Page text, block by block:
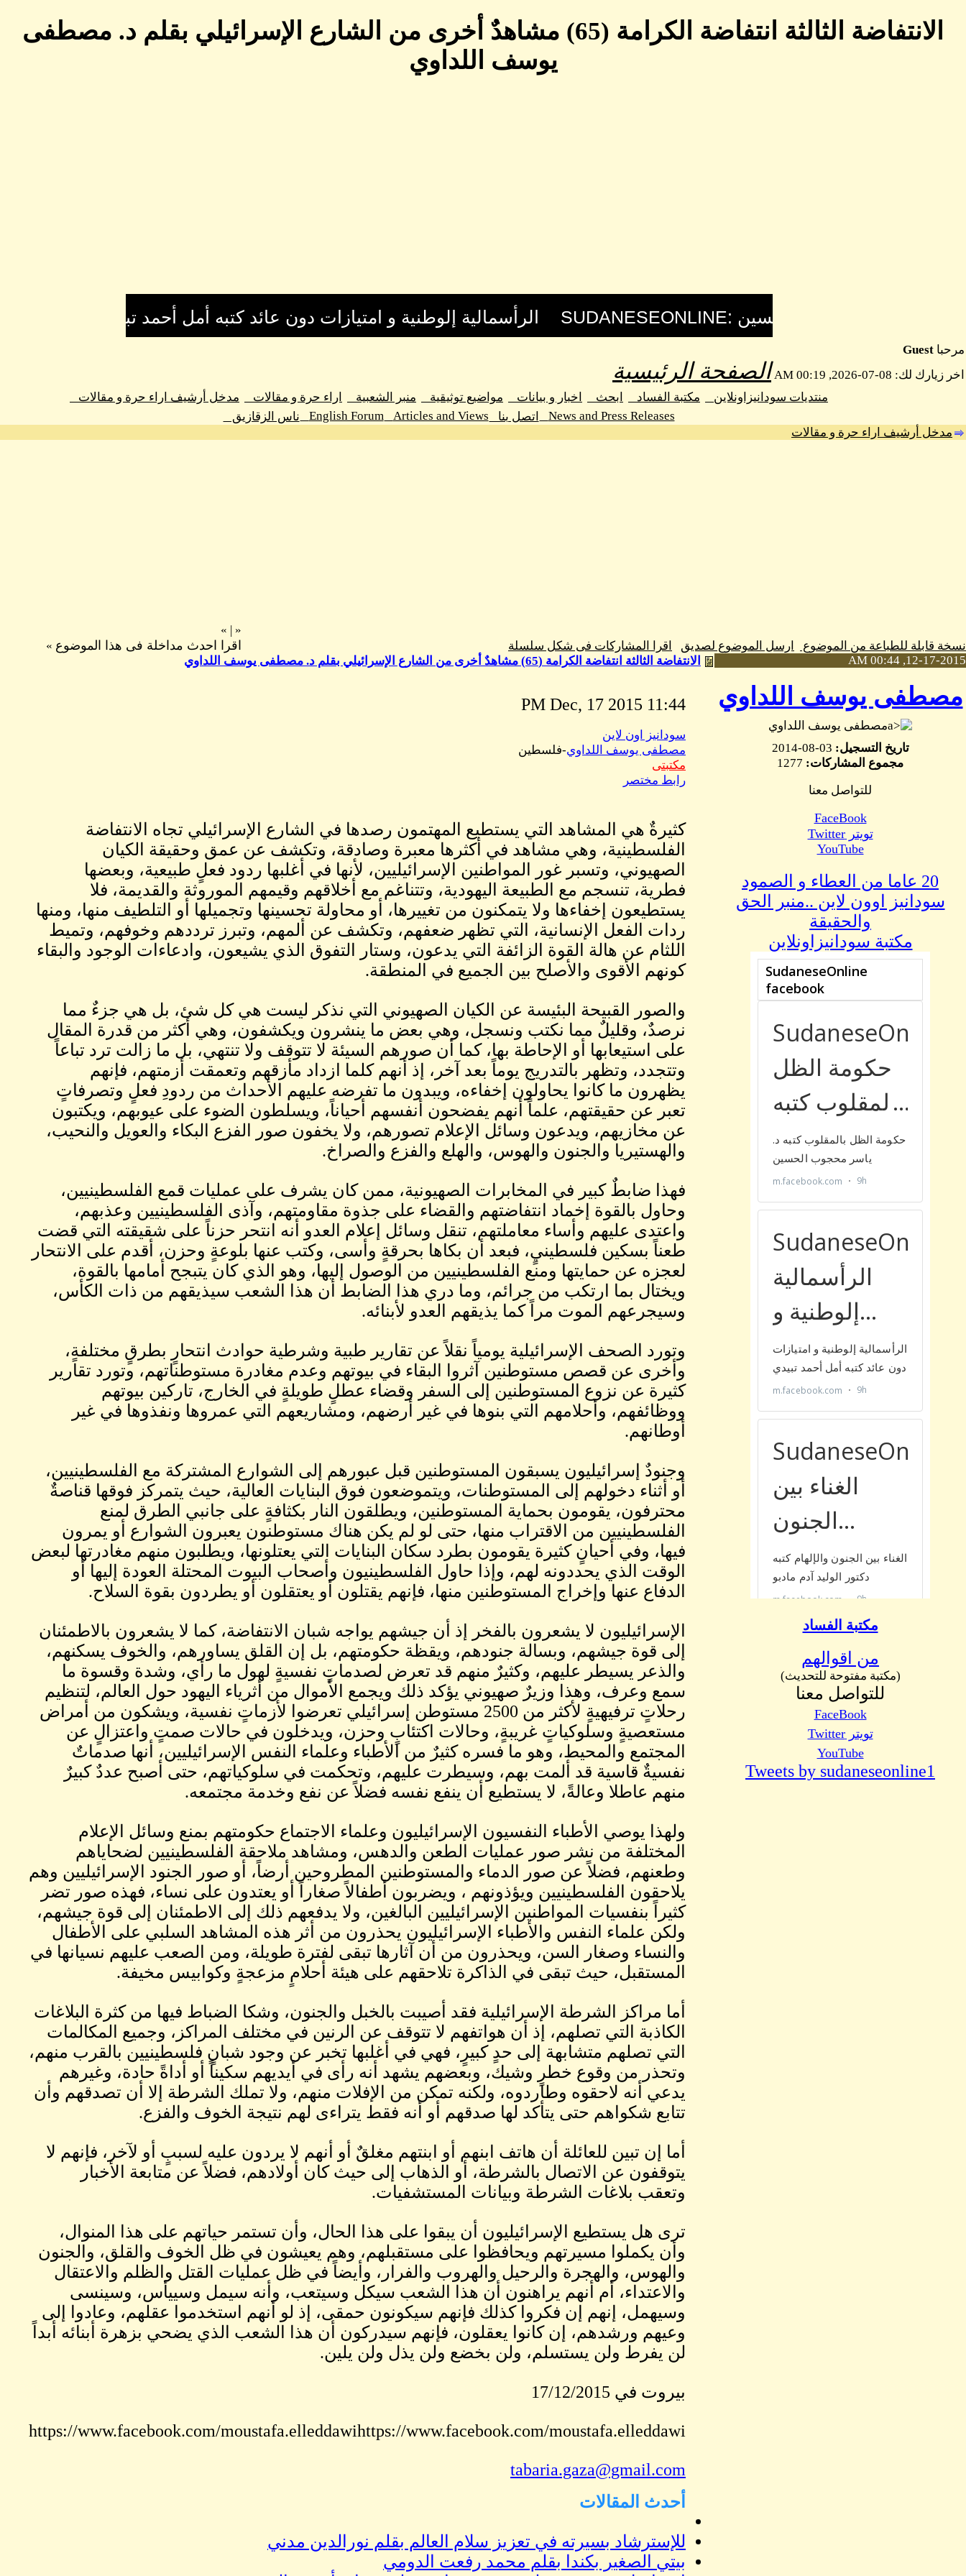
الانتفاضة الثالثة انتفاضة الكرامة (65) مشاهدٌ أخرى من الشارع الإسرائيلي بقلم د. مصطفى
يوسف اللداوي
مرحبا Guest
اخر زيارك لك: 08-07-2026, 00:19 AM
الصفحة الرئيسية
منتديات سودانيزاونلاين مكتبة الفساد ابحث اخبار و بيانات مواضيع توثيقية منبر الشعبية اراء حرة و مقالات
مدخل أرشيف اراء حرة و مقالات
News and Press Releases
اتصل بنا Articles and Views
English Forum
ناس الزقازيق
مدخل أرشيف اراء حرة و مقالات
نسخة قابلة للطباعة من الموضوع ارسل الموضوع لصديق اقرا المشاركات فى شكل سلسلة
«
|
»
اقرا احدث مداخلة فى هذا الموضوع »
12-17-2015, 00:44 AM
مصطفى يوسف اللداوي
مصطفى يوسف اللداوي
تاريخ التسجيل:
مجموع المشاركات:
للتواصل معنا
FaceBook
تويتر Twitter
YouTube
20 عاما من العطاء و الصمود
سودانيز اوون لاين ..منبر الحق
والحقيقة
مكتبة سودانيزاونلاين
مكتبة الفساد
من اقوالهم
(مكتبة مفتوحة للتحديث)
للتواصل معنا
FaceBook
تويتر Twitter
YouTube
Tweets by sudaneseonline1
الانتفاضة الثالثة انتفاضة الكرامة (65) مشاهدٌ أخرى من الشارع الإسرائيلي بقلم د. مصطفى يوسف اللداوي
11:44 PM Dec, 17 2015
سودانيز اون لاين
مصطفى يوسف اللداوي-فلسطين
مكتبتى
رابط مختصر
كثيرةٌ هي المشاهد التي يستطيع المهتمون رصدها في الشارع الإسرائيلي تجاه الانتفاضة
الفلسطينية، وهي مشاهد في أكثرها معبرة وصادقة، وتكشف عن عمق وحقيقة الكيان
الصهيوني، وتسبر غور المواطنين الإسرائيليين، لأنها في أغلبها ردود فعلٍ طبيعية، وبعضها
فطرية، تنسجم مع الطبيعة اليهودية، وتتناغم مع أخلاقهم وقيمهم الموروثة والقديمة، فلا
يستطيعون إخفاءها ولا يتمكنون من تغييرها، أو محاولة تحسينها وتجميلها أو التلطيف منها، ومنها
ردات الفعل الإنسانية، التي تظهر ضعفهم، وتكشف عن ألمهم، وتبرز ترددهم وخوفهم، وتميط
اللثام عن هالة القوة الزائفة التي يدعون، وستار التفوق الذي يشيعون، وادعاءات الوجود والبقاء
كونهم الأقوى والأصلح بين الجميع في المنطقة.
والصور القبيحة البئيسة عن الكيان الصهيوني التي نذكر ليست هي كل شئ، بل هي جزءٌ مما
نرصدٌ، وقليلٌ مما نكتب ونسجل، وهي بعض ما ينشرون ويكشفون، وهي أكثر من قدرة المقال
على استيعابها أو الإحاطة بها، كما أن صورهم السيئة لا تتوقف ولا تنتهي، بل ما زالت ترد تباعاً
وتتجدد، وتظهر بالتدريج يوماً بعد آخر، إذ أنهم كلما ازداد مأزقهم وتعمقت أزمتهم، فإنهم
يظهرون ما كانوا يحاولون إخفاءه، ويبدون ما تفرضه عليهم الأحداث من ردودِ فعلٍ وتصرفاتٍ
تعبر عن حقيقتهم، علماً أنهم يفضحون أنفسهم أحياناً، ويسلطون الضوء على عيوبهم، ويكتبون
عن مخازيهم، ويدعون وسائل الإعلام تصورهم، ولا يخفون صور الفزع البكاء والعويل والنحيب،
والهستيريا والجنون والهوس، والهلع والفزع والصراخ.
فهذا ضابطٌ كبير في المخابرات الصهيونية، ممن كان يشرف على عمليات قمع الفلسطينيين،
وحاول بالقوة إخماد انتفاضتهم والقضاء على جذوة مقاومتهم، وآذى الفلسطينيين وعذبهم،
واعتدى عليهم وأساء معاملتهم، تنقل وسائل إعلام العدو أنه انتحر حزناً على شقيقته التي قضت
طعناً بسكين فلسطينيٍ، فبعد أن بكاها بحرقةٍ وأسى، وكتب عنها بلوعةٍ وحزن، أقدم على الانتحار
لعجزه عن حمايتها ومنع الفلسطينيين من الوصول إليها، وهو الذي كان يتبجح أمامها بالقوة،
ويختال بما ارتكب من جرائم، وما دري هذا الضابط أن هذا الشعب سيذيقهم من ذات الكأس،
وسيجرعهم الموت مراً كما يذيقهم العدو لأبنائه.
وتورد الصحف الإسرائيلية يومياً نقلاً عن تقارير طبية وشرطية حوادث انتحارٍ بطرقٍ مختلفةٍ،
وأخرى عن قصص مستوطنين آثروا البقاء في بيوتهم وعدم مغادرة مستوطناتهم، وتورد تقارير
كثيرة عن نزوع المستوطنين إلى السفر وقضاء عطلٍ طويلةٍ في الخارج، تاركين بيوتهم
ووظائفهم، وأحلامهم التي بنوها في غير أرضهم، ومشاريعهم التي عمروها ونفذوها في غير
أوطانهم.
وجنودٌ إسرائيليون يسبقون المستوطنين قبل عبورهم إلى الشوارع المشتركة مع الفلسطينيين،
أو أثناء دخولهم إلى المستوطنات، ويتموضعون فوق البنايات العالية، حيث يتمركز فوقها قناصةٌ
محترفون، يقومون بحماية المستوطنين، ويطلقون النار بكثافةٍ على جانبي الطرق لمنع
الفلسطينيين من الاقتراب منها، حتى لو لم يكن هناك مستوطنون يعبرون الشوارع أو يمرون
فيها، وفي أحيانٍ كثيرة يقومون بطرد سكان البنايات التي يعتلونها، ويطلبون منهم مغادرتها لبعض
الوقت الذي يحددونه لهم، وإذا حاول الفلسطينيون وأصحاب البيوت المحتلة العودة إليها أو
الدفاع عنها وإخراج المستوطنين منها، فإنهم يقتلون أو يعتقلون أو يطردون بقوة السلاح.
الإسرائيليون لا يشعرون بالفخر إذ أن جيشهم يواجه شبان الانتفاضة، كما لا يشعرون بالاطمئنان
إلى قوة جيشهم، وبسالة جنودهم، ويقظة حكومتهم، بل إن القلق يساورهم، والخوف يسكنهم،
والذعر يسيطر عليهم، وكثيرٌ منهم قد تعرض لصدماتٍ نفسيةٍ لهول ما رأي، وشدة وقسوة ما
سمع وعرف، وهذا وزيرٌ صهيوني يؤكد ذلك ويجمع الأموال من أثرياء اليهود حول العالم، لتنظيم
رحلاتٍ ترفيهيةٍ لأكثر من 2500 مستوطن إسرائيلي تعرضوا لأزماتٍ نفسية، ويشكون من أمراض
مستعصيةٍ وسلوكياتٍ غريبةٍ، وحالات اكتئابٍ وحزن، ويدخلون في حالات صمتٍ واعتزالٍ عن
المجتمع والمحيط، وهو ما فسره كثيرٌ من الأطباء وعلماء النفس الإسرائيليين، أنها صدماتٌ
نفسيةٌ قاسية قد ألمت بهم، وسيطرت عليهم، وتحكمت في سلوكياتهم، حتى أصبح عددٌ كبيرٌ
منهم عاطلا وعالةً، لا يستطيع أن ينفع نفسه فضلاً عن نفع وخدمة مجتمعه.
ولهذا يوصي الأطباء النفسيون الإسرائيليون وعلماء الاجتماع حكومتهم بمنع وسائل الإعلام
المختلفة من نشر صور عمليات الطعن والدهس، ومشاهد ملاحقة الفلسطينيين لضحاياهم
وطعنهم، فضلاً عن صور الدماء والمستوطنين المطروحين أرضاً، أو صور الجنود الإسرائيليين وهم
يلاحقون الفلسطينيين ويؤذونهم ، ويضربون أطفالاً صغاراً أو يعتدون على نساء، فهذه صور تضر
كثيراً بنفسيات المواطنين الإسرائيليين البالغين، ولا يدفعهم ذلك إلى الاطمئنان إلى قوة جيشهم،
ولكن علماء النفس والأطباء الإسرائيليون يحذرون من أثر هذه المشاهد السلبي على الأطفال
والنساء وصغار السن، ويحذرون من أن آثارها تبقى لفترة طويلة، ومن الصعب عليهم نسيانها في
المستقبل، حيث تبقى في الذاكرة تلاحقهم على هيئة أحلامٍ مزعجةٍ وكوابيس مخيفة.
أما مراكز الشرطة الإسرائيلية فقد أصيبت بالخبل والجنون، وشكا الضباط فيها من كثرة البلاغات
الكاذبة التي تصلهم، إذ أن هواتفهم لا تتوقف عن الرنين في مختلف المراكز، وجميع المكالمات
التي تصلهم متشابهة إلى حدٍ كبيرٍ، فهي في أغلبها تخبر عن وجود شبانٍ فلسطينيين بالقرب منهم،
وتحذر من وقوع خطرٍ وشيك، وبعضهم يشهد أنه رأى في أيديهم سكيناً أو أداةً حادة، وغيرهم
يدعي أنه لاحقوه وطاردوه، ولكنه تمكن من الإفلات منهم، ولا تملك الشرطة إلا أن تصدقهم وأن
تتابع شكواهم حتى يتأكد لها صدقهم أو أنه فقط يتراءى لهم نتيجة الخوف والفزع.
أما إن تبين للعائلة أن هاتف ابنهم أو ابنتهم مغلقٌ أو أنهم لا يردون عليه لسببٍ أو لآخر، فإنهم لا
يتوقفون عن الاتصال بالشرطة، أو الذهاب إلى حيث كان أولادهم، فضلاً عن متابعة الأخبار
وتعقب بلاغات الشرطة وبيانات المستشفيات.
ترى هل يستطيع الإسرائيليون أن يبقوا على هذا الحال، وأن تستمر حياتهم على هذا المنوال،
وأن يكملوا مسيرتهم ويحافظوا على مستقبلهم، وهم يعيشون في ظل الخوف والقلق، والجنون
والهوس، والهجرة والرحيل والهروب والفرار، وأيضاً في ظل عمليات القتل والظلم والاعتقال
والاعتداء، أم أنهم يراهنون أن هذا الشعب سيكل وسيتعب، وأنه سيمل وسييأس، وسينسى
وسيهمل، إنهم إن فكروا كذلك فإنهم سيكونون حمقى، إذ لو أنهم استخدموا عقلهم، وعادوا إلى
وعيهم ورشدهم، إن كانوا يعقلون، فإنهم سيدركون أن هذا الشعب الذي يضحي بزهرة أبنائه أبداً
لن يفرط ولن يستسلم، ولن بخضع ولن يذل ولن يلين.
بيروت في 17/12/2015
https://www.facebook.com/moustafa.elleddawihttps://www.facebook.com/moustafa.elleddawi
tabaria.gaza@gmail.com
أحدث المقالات
للإسترشاد بسيرته في تعزيز سلام العالم بقلم نورالدين مدني
بيتي الصغير بكندا بقلم محمد رفعت الدومي